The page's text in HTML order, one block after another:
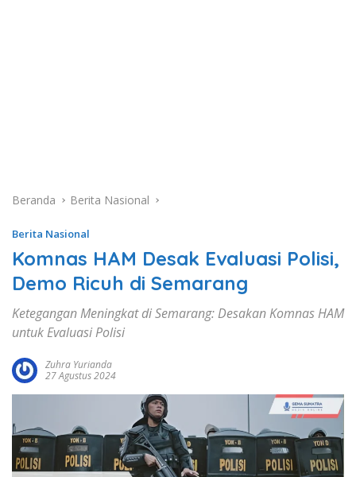
Beranda Berita Nasional
Berita Nasional
Komnas HAM Desak Evaluasi Polisi,
Demo Ricuh di Semarang
Ketegangan Meningkat di Semarang: Desakan Komnas HAM
untuk Evaluasi Polisi
Zuhra Yurianda
27 Agustus 2024